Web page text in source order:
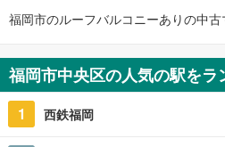
福岡市のルーフバルコニーありの中古
福岡市中央区の人気の駅をラ
1 西鉄福岡